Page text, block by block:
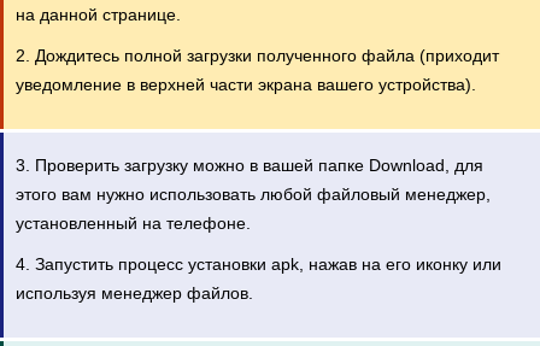
на данной странице.
2. Дождитесь полной загрузки полученного файла (приходит
уведомление в верхней части экрана вашего устройства).
3. Проверить загрузку можно в вашей папке Download, для
этого вам нужно использовать любой файловый менеджер,
установленный на телефоне.
4. Запустить процесс установки apk, нажав на его иконку или
используя менеджер файлов.